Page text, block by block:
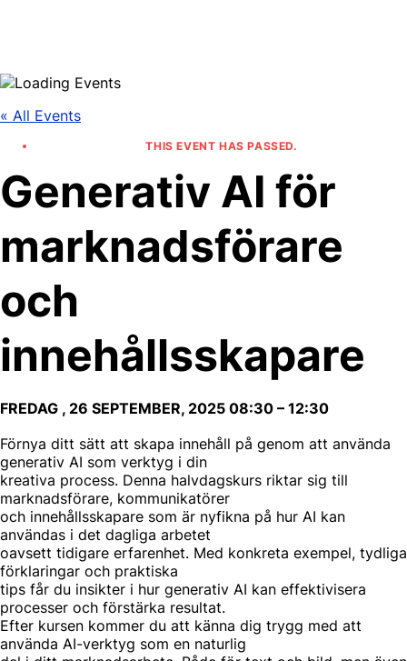
« All Events
THIS EVENT HAS PASSED.
Generativ AI för
marknadsförare
och
innehållsskapare
FREDAG , 26 SEPTEMBER, 2025 08:30 – 12:30
Förnya ditt sätt att skapa innehåll på genom att använda
generativ AI som verktyg i din
kreativa process. Denna halvdagskurs riktar sig till
marknadsförare, kommunikatörer
och innehållsskapare som är nyfikna på hur AI kan
användas i det dagliga arbetet
oavsett tidigare erfarenhet. Med konkreta exempel, tydliga
förklaringar och praktiska
tips får du insikter i hur generativ AI kan effektivisera
processer och förstärka resultat.
Efter kursen kommer du att känna dig trygg med att
använda AI-verktyg som en naturlig